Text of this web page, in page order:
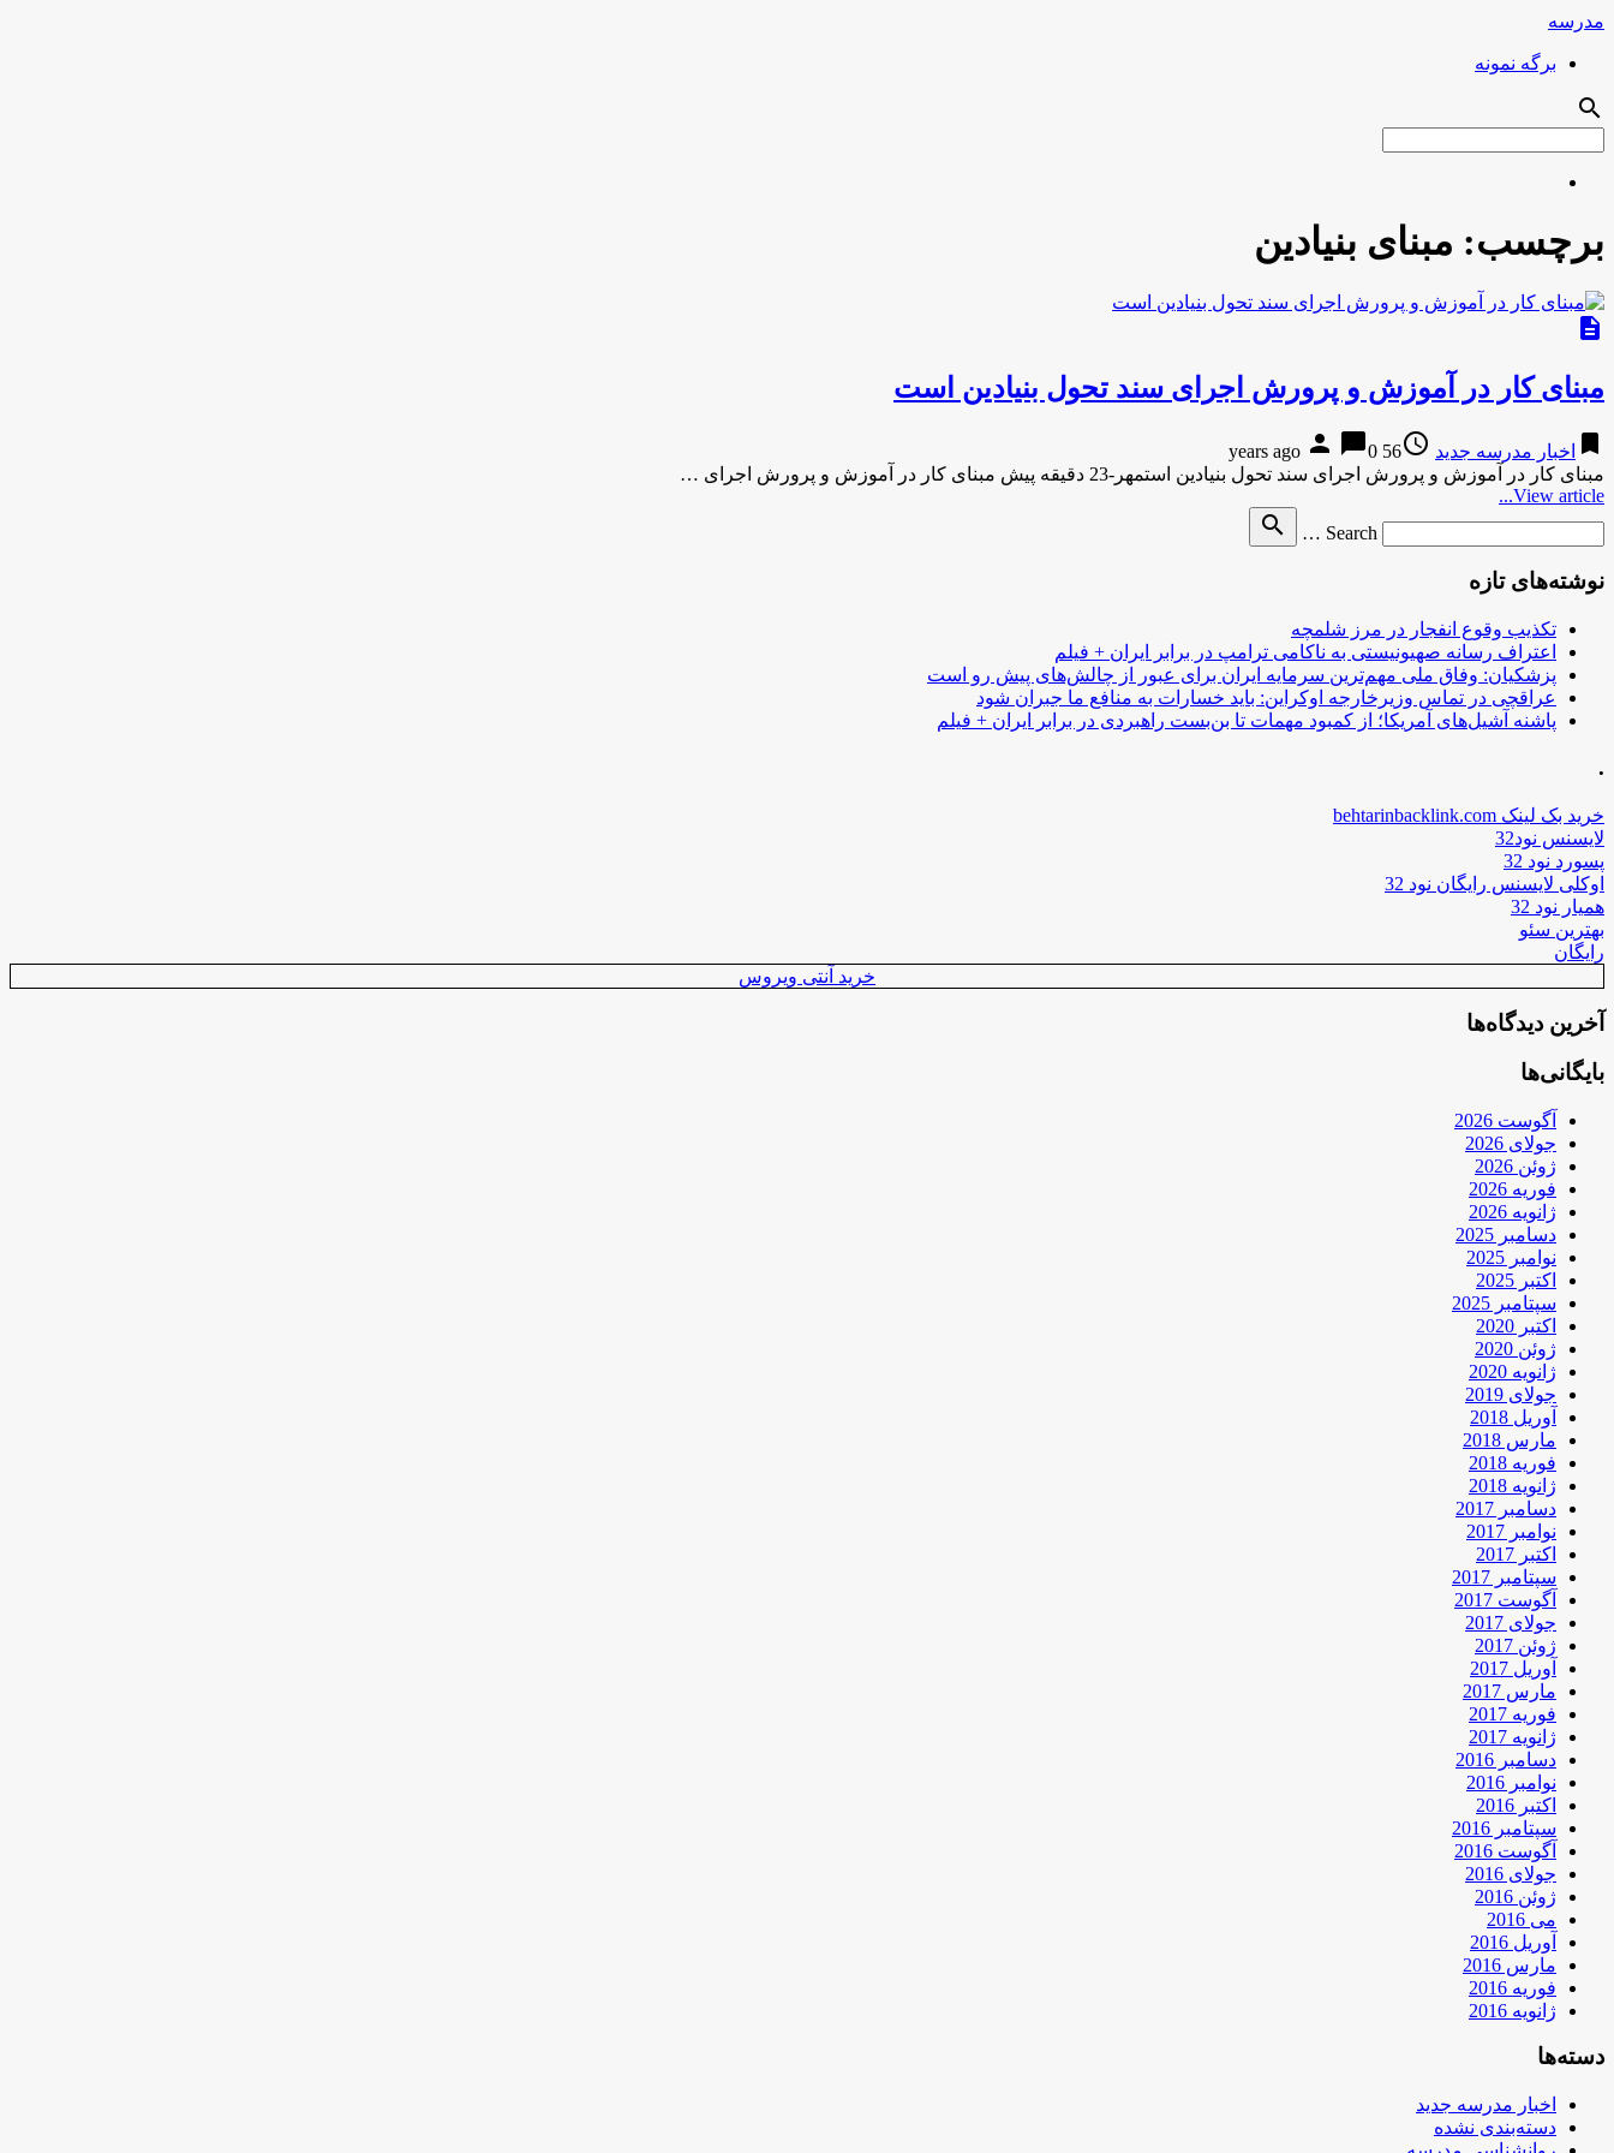
مدرسه
برگه نمونه
search
برچسب: مبنای بنیادین
description
مبنای كار در آموزش و پرورش اجرای سند تحول بنیادین است
bookmark اخبار مدرسه جدید access_time
56 years ago
person chat_bubble0
مبنای كار در آموزش و پرورش اجرای سند تحول بنیادین استمهر-23 دقیقه پیش مبنای كار در آموزش و پرورش اجرای …
View article...
Search …
search
نوشته‌های تازه
تکذیب وقوع انفجار در مرز شلمچه
اعتراف رسانه صهیونیستی به ناکامی ترامپ در برابر ایران + فیلم
پزشکیان: وفاق ملی مهم‌ترین سرمایه ایران برای عبور از چالش‌های پیش رو است
عراقچی در تماس وزیرخارجه اوکراین: باید خسارات به منافع ما جبران شود
پاشنه آشیل‌های آمریکا؛ از کمبود مهمات تا بن‌بست راهبردی در برابر ایران + فیلم
.
خرید بک لینک behtarinbacklink.com
لایسنس نود32
پسورد نود 32
اوکلی لایسنس رایگان نود 32
همیار نود 32
بهترین سئو
رایگان
خرید آنتی ویروس
آخرین دیدگاه‌ها
بایگانی‌ها
آگوست 2026
جولای 2026
ژوئن 2026
فوریه 2026
ژانویه 2026
دسامبر 2025
نوامبر 2025
اکتبر 2025
سپتامبر 2025
اکتبر 2020
ژوئن 2020
ژانویه 2020
جولای 2019
آوریل 2018
مارس 2018
فوریه 2018
ژانویه 2018
دسامبر 2017
نوامبر 2017
اکتبر 2017
سپتامبر 2017
آگوست 2017
جولای 2017
ژوئن 2017
آوریل 2017
مارس 2017
فوریه 2017
ژانویه 2017
دسامبر 2016
نوامبر 2016
اکتبر 2016
سپتامبر 2016
آگوست 2016
جولای 2016
ژوئن 2016
می 2016
آوریل 2016
مارس 2016
فوریه 2016
ژانویه 2016
دسته‌ها
اخبار مدرسه جدید
دسته‌بندی نشده